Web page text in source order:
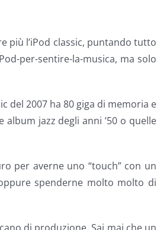
più l’iPod classic, puntando tutto
per-sentire-la-musica, ma solo
del 2007 ha 80 giga di memoria e
jazz degli anni ’50 o quelle
per averne uno “touch” con un
spenderne molto molto di